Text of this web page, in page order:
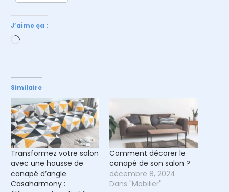
J’aime ça :
Chargement…
Similaire
Transformez votre salon
avec une housse de
canapé d’angle
Casaharmony :
Comment décorer le
canapé de son salon ?
décembre 8, 2024
Dans "Mobilier"